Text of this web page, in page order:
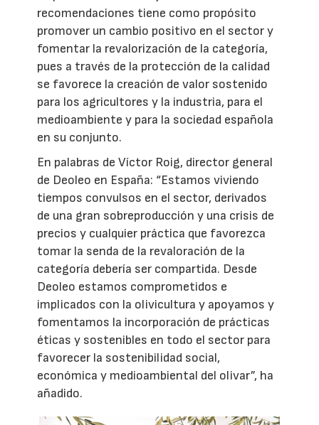
recomendaciones tiene como propósito
promover un cambio positivo en el sector y
fomentar la revalorización de la categoría,
pues a través de la protección de la calidad
se favorece la creación de valor sostenido
para los agricultores y la industria, para el
medioambiente y para la sociedad española
en su conjunto.
En palabras de Víctor Roig, director general
de Deoleo en España: “Estamos viviendo
tiempos convulsos en el sector, derivados
de una gran sobreproducción y una crisis de
precios y cualquier práctica que favorezca
tomar la senda de la revaloración de la
categoría debería ser compartida. Desde
Deoleo estamos comprometidos e
implicados con la olivicultura y apoyamos y
fomentamos la incorporación de prácticas
éticas y sostenibles en todo el sector para
favorecer la sostenibilidad social,
económica y medioambiental del olivar”, ha
añadido.